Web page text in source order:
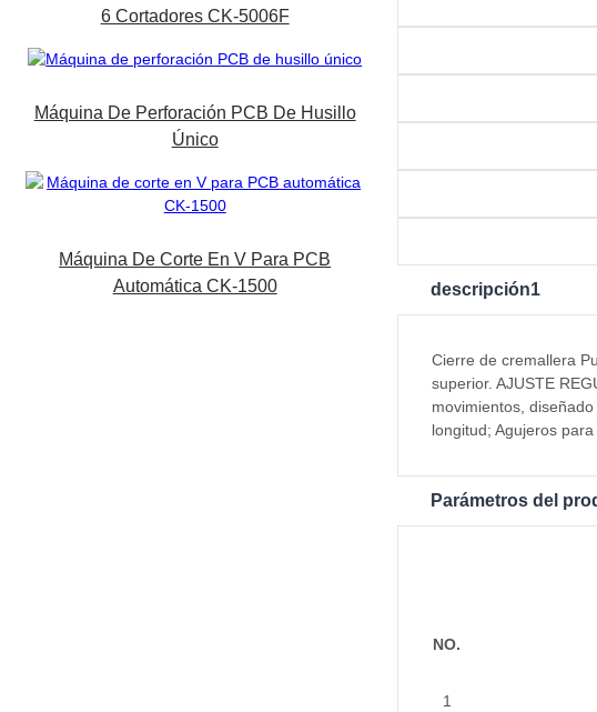
6 Cortadores CK-5006F
Máquina De Perforación PCB De Husillo
Único
Máquina De Corte En V Para PCB
Automática CK-1500
descripción1
Cierre de cremallera
superior. AJUSTE
movimientos,
longitud; Agujeros
Parámetros del
NO.
1